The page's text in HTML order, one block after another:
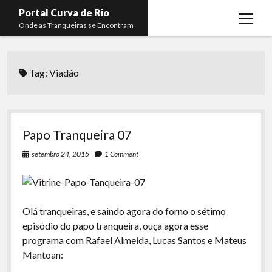
Portal Curva de Rio
Onde as Tranqueiras se Encontram
open
menu
Curva de Rio
Komos
Boca do Lixo
Rachão na Beira do RIo
Arquivo CDR
Papo Tranqueira
Membros
Mateus Mantoan
Rafael Almeida
Tag:Viadão
Papo Tranqueira 07
setembro 24, 2015 1 Comment
Olá tranqueiras, e saindo agora do forno o sétimo
episódio do papo tranqueira, ouça agora esse
programa com Rafael Almeida, Lucas Santos e Mateus
Mantoan: